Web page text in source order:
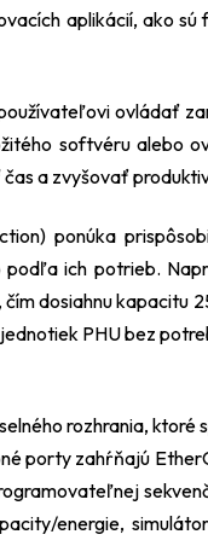
aplikácií, ako
ovládať
softvéru alebo
a zvyšovať
ponúka
ich potrieb.
dosiahnu kapacitu
PHU bez
rozhrania,
porty zahŕňajú
energie,